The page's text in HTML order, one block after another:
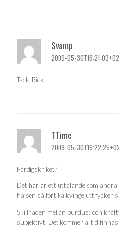
Svamp
2009-05-
Tack, Rick.
TTime
2009-05-
Färdigskriket?
Det här är ett uttalande som
halsen så fort Falkvinge uttrycker
Skillnaden mellan burdust och
subjektivt. Det kommer alltid